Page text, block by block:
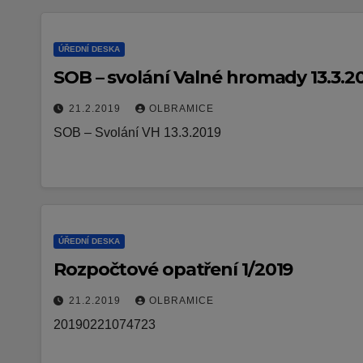
ÚŘEDNÍ DESKA
SOB – svolání Valné hromady
21.2.2019 OLBRAMICE
SOB – Svolání VH 13.3.2019
ÚŘEDNÍ DESKA
Rozpočtové opatření 1/2019
21.2.2019 OLBRAMICE
20190221074723